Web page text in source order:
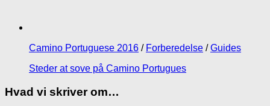
Camino Portuguese 2016 / Forberedelse /Guides
Steder at sove på Camino Portugues
Hvad vi skriver om…